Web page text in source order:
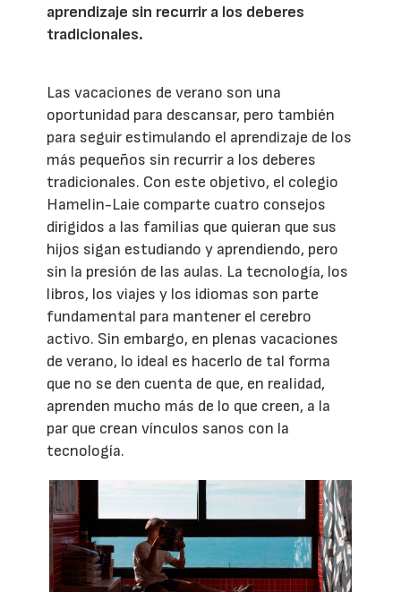
aprendizaje sin recurrir a los deberes
tradicionales.
Las vacaciones de verano son una
oportunidad para descansar, pero también
para seguir estimulando el aprendizaje de los
más pequeños sin recurrir a los deberes
tradicionales. Con este objetivo, el colegio
Hamelin-Laie comparte cuatro consejos
dirigidos a las familias que quieran que sus
hijos sigan estudiando y aprendiendo, pero
sin la presión de las aulas. La tecnología, los
libros, los viajes y los idiomas son parte
fundamental para mantener el cerebro
activo. Sin embargo, en plenas vacaciones
de verano, lo ideal es hacerlo de tal forma
que no se den cuenta de que, en realidad,
aprenden mucho más de lo que creen, a la
par que crean vínculos sanos con la
tecnología.